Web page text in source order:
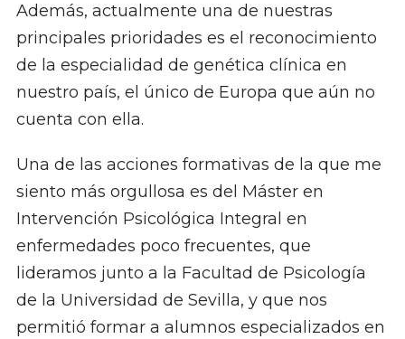
Además, actualmente una de nuestras
principales prioridades es el reconocimiento
de la especialidad de genética clínica en
nuestro país, el único de Europa que aún no
cuenta con ella.
Una de las acciones formativas de la que me
siento más orgullosa es del Máster en
Intervención Psicológica Integral en
enfermedades poco frecuentes, que
lideramos junto a la Facultad de Psicología
de la Universidad de Sevilla, y que nos
permitió formar a alumnos especializados en